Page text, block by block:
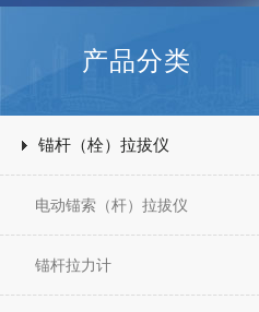
产品分类
锚杆（栓）拉拔仪
电动锚索（杆）拉拔仪
锚杆拉力计